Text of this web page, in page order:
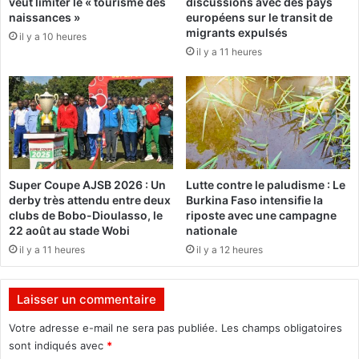
n
d
é
i
t
d
o
n
d
e
v
i
v
r
s
s
o
u
r
n
é
R
o
i
d
u
F
o
t
a
l
l
?
naissances »
il y a 10 heures
européens sur le transit de
migrants expulsés
il y a 11 heures
Super Coupe AJSB 2026 : Un
derby très attendu entre deux
clubs de Bobo-Dioulasso, le
22 août au stade Wobi
il y a 11 heures
Lutte contre le paludisme : Le
Burkina Faso intensifie la
riposte avec une campagne
nationale
il y a 12 heures
Laisser un commentaire
Votre adresse e-mail ne sera pas publiée. Les champs obligatoires
sont indiqués avec *